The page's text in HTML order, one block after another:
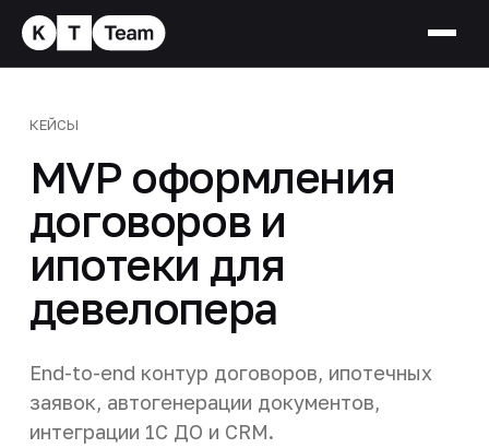
КЕЙСЫ
MVP оформления
договоров и
ипотеки для
девелопера
End-to-end контур договоров, ипотечных
заявок, автогенерации документов,
интеграции 1С ДО и CRM.